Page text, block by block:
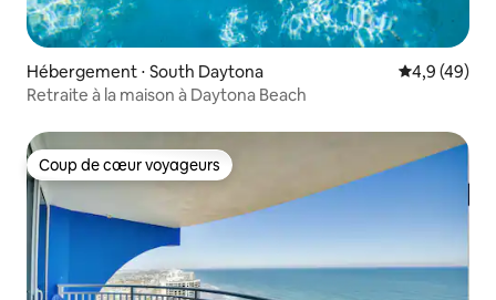
Hébergement ⋅ South Daytona Évaluation
4,9 (49)
Retraite à la maison à Daytona Beach
Coup de cœur voyageurs
Coup de cœur voyageurs